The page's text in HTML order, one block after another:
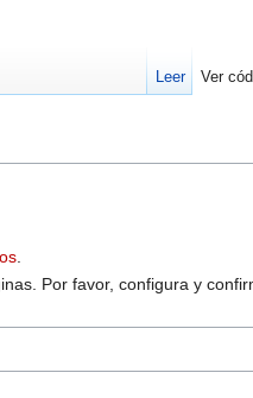
Por favor, configura y
Leer Ver